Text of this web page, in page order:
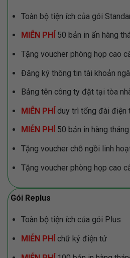
Toàn bộ tiện ích của gói
MIỄN PHÍ
50 bản in ấn hàng
Tặng voucher phòng họp cao
Đăng ký thông tin tài khoản
Bảng tên công ty đặt tại tòa
MIỄN PHÍ duy trì tổng đài điện
MIỄN PHÍ
50 bản in hàng tháng
Tặng voucher chỗ ngồi linh
Tặng voucher phòng họp cao
Gói Replus
Toàn bộ tiện ích của gói Plus
MIỄN PHÍ chữ ký điện tử